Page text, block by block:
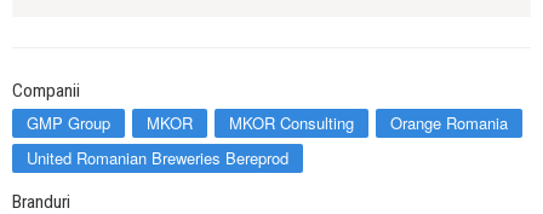
Companii
GMP Group MKOR MKOR Consulting
Orange Romania
United Romanian Breweries Bereprod
Branduri